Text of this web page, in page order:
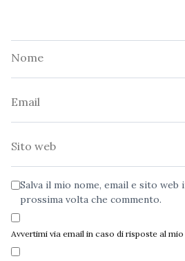
Salva il mio nome, email e sito
prossima volta che commento.
Avvertimi via email in caso di risposte al